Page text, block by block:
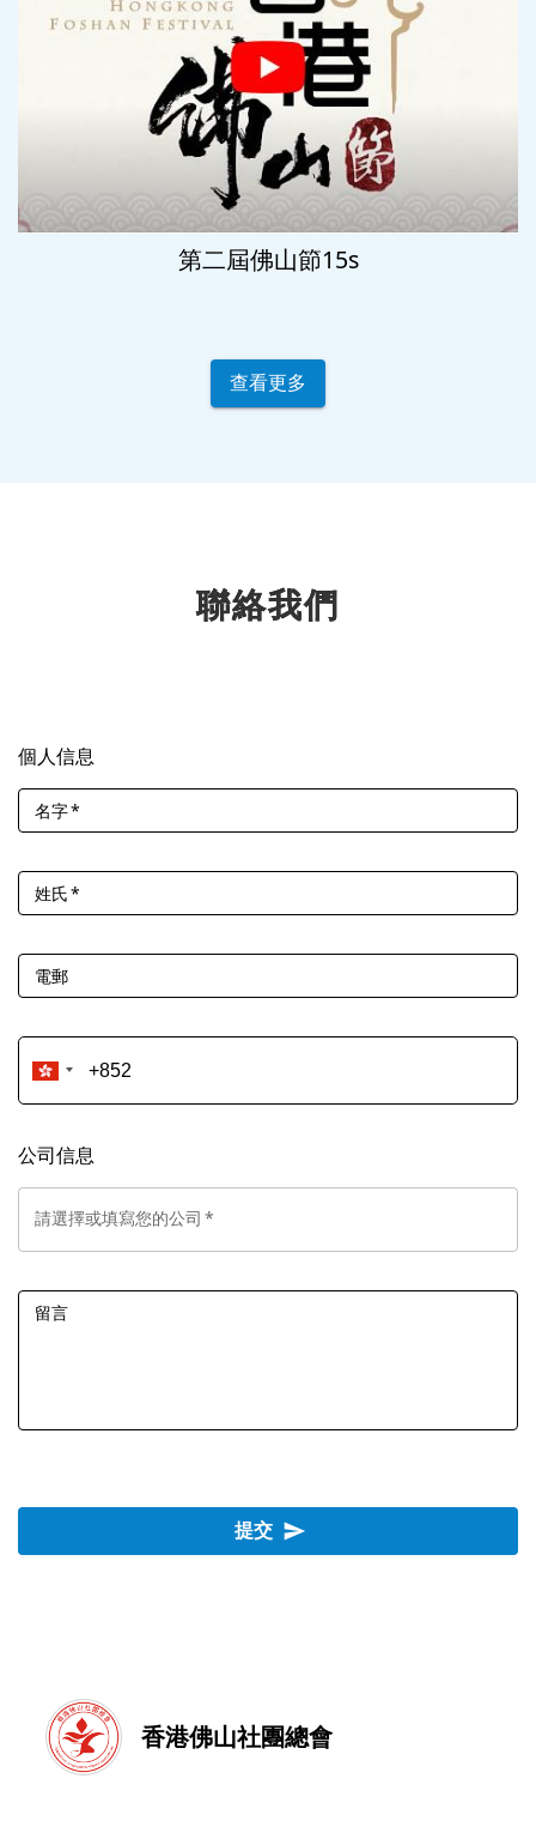
第二屆佛山節15s
查看更多
聯絡我們
個人信息
名字*
姓氏*
電郵
公司信息
請選擇或填寫您的公司 *
留言
提交 send
香港佛山社團總會